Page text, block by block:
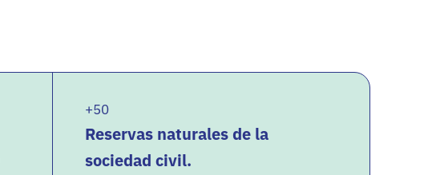
+50
Reservas naturales de la
sociedad civil.